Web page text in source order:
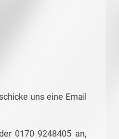
uns eine Email
0170 9248405 an,